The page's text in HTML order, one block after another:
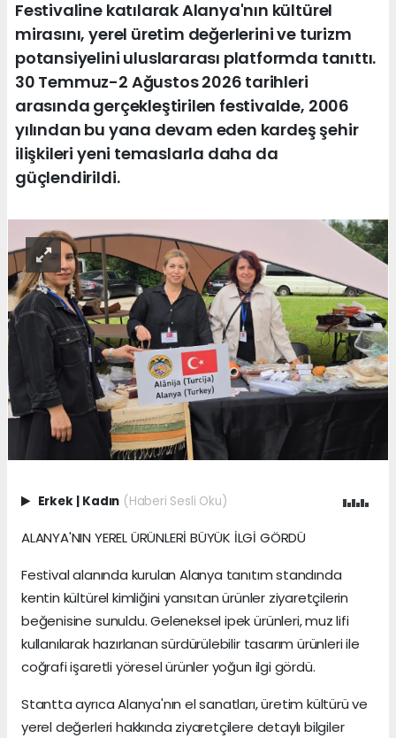
Festivaline katılarak Alanya'nın kültürel
mirasını, yerel üretim değerlerini ve turizm
potansiyelini uluslararası platformda tanıttı.
30 Temmuz-2 Ağustos 2026 tarihleri
arasında gerçekleştirilen festivalde, 2006
yılından bu yana devam eden kardeş şehir
ilişkileri yeni temaslarla daha da
güçlendirildi.
Erkek | Kadın (Haberi Sesli Oku)
ALANYA'NIN YEREL ÜRÜNLERİ BÜYÜK İLGİ GÖRDÜ
Festival alanında kurulan Alanya tanıtım standında
kentin kültürel kimliğini yansıtan ürünler ziyaretçilerin
beğenisine sunuldu. Geleneksel ipek ürünleri, muz lifi
kullanılarak hazırlanan sürdürülebilir tasarım ürünleri ile
coğrafi işaretli yöresel ürünler yoğun ilgi gördü.
Stantta ayrıca Alanya'nın el sanatları, üretim kültürü ve
yerel değerleri hakkında ziyaretçilere detaylı bilgiler